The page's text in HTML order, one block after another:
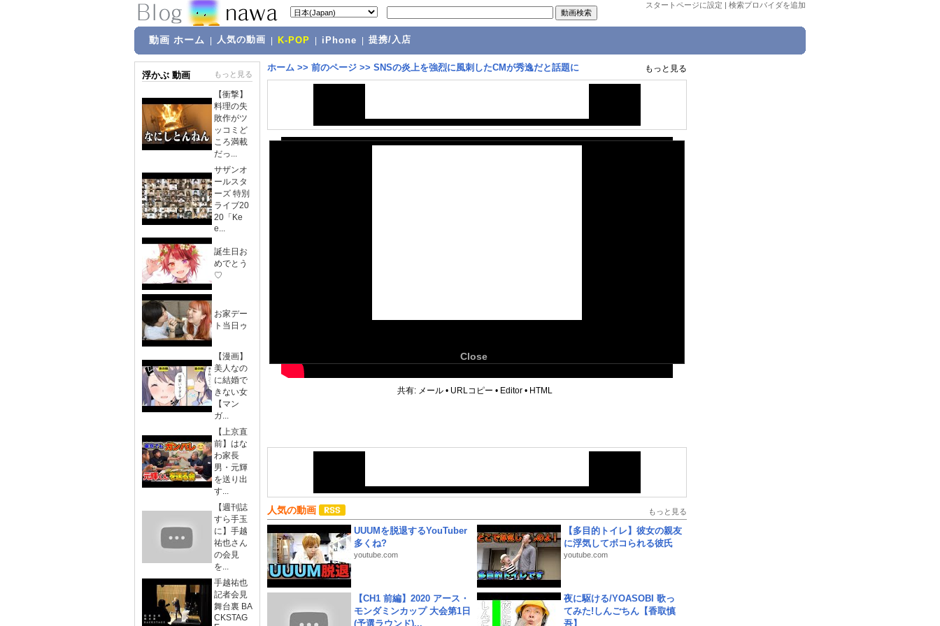
スタートページに設定 | 検索プロバイダを追加
動画 ホーム 人気の動画 K-POP iPhone 提携/入店
浮かぶ 動画 もっと見る
【衝撃】
料理の失
敗作がツ
ッコミど
ころ満載
だっ...
サザンオ
ールスタ
ーズ 特別
ライブ20
20「Ke
e...
誕生日お
めでとう
♡
お家デー
ト当日ゥ
【漫画】
美人なの
に結婚で
きない女
【マン
ガ...
【上京直
前】はな
わ家長
男・元輝
を送り出
す...
【週刊誌
すら手玉
に】手越
祐也さん
の会見
を...
手越祐也
記者会見
舞台裏 BA
CKSTAG
ホーム >> 前のページ >> SNSの炎上を強烈に風刺したCMが秀逸だと話題に もっと見る
Close
共有: メール • URLコピー • Editor • HTML
人気の動画 もっと見る
UUUMを脱退するYouTuber
多くね?
youtube.com
【多目的トイレ】彼女の親友
に浮気してボコられる彼氏
youtube.com
【CH1 前編】2020 アース・
モンダミンカップ 大会第1日
(予選ラウンド)...
夜に駆ける/YOASOBI 歌っ
てみた!しんごちん【香取慎
吾】